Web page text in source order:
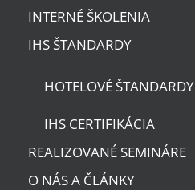
INTERNÉ ŠKOLENIA
IHS ŠTANDARDY
HOTELOVÉ ŠTANDARDY
IHS CERTIFIKÁCIA
REALIZOVANÉ SEMINÁRE
O NÁS A ČLÁNKY